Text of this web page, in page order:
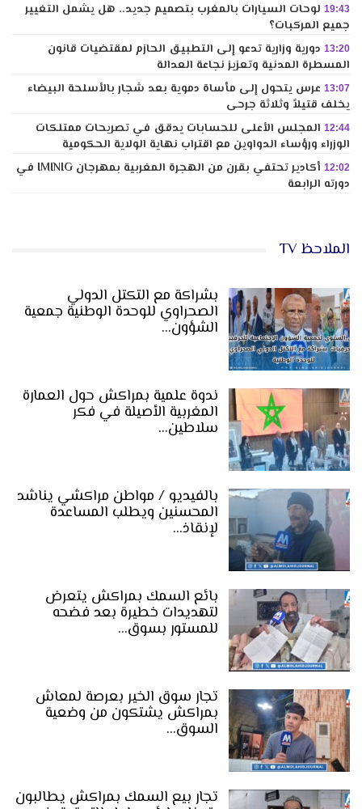
19:43 لوحات السيارات بالمغرب بتصميم جديد.. هل يشمل التغيير
جميع المركبات؟
13:20 دورية وزارية تدعو إلى التطبيق الحازم لمقتضيات قانون
المسطرة المدنية وتعزيز نجاعة العدالة
13:07 عرس يتحول إلى مأساة دموية بعد شجار بالأسلحة البيضاء
يخلف قتيلاً وثلاثة جرحى
12:44 المجلس الأعلى للحسابات يدقق في تصريحات ممتلكات
الوزراء ورؤساء الدواوين مع اقتراب نهاية الولاية الحكومية
12:02
أكادير تحتفي بقرن من الهجرة المغربية بمهرجان IMINIG في
دورته الرابعة
الملاحظ TV
بشراكة مع التكتل الدولي
الصحراوي للوحدة الوطنية جمعية
الشؤون…
ندوة علمية بمراكش حول العمارة
المغربية الأصيلة في فكر
سلاطين…
بالفيديو / مواطن مراكشي يناشد
المحسنين ويطلب المساعدة
لإنقاذ…
بائع السمك بمراكش يتعرض
لتهديدات خطيرة بعد فضحه
للمستور بسوق…
تجار سوق الخير بعرصة لمعاش
بمراكش يشتكون من وضعية
السوق…
تجار بيع السمك بمراكش يطالبون